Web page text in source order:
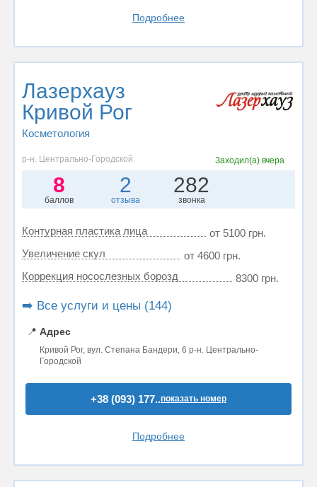
Подробнее
Лазерхауз
Кривой Рог
Косметология
р-н. Центрально-Городской Заходил(а) вчера
8
баллов
2
отзыва
282
звонка
Контурная пластика лица
от 5100 грн.
Увеличение скул
от 4600 грн.
Коррекция носослезных борозд
8300 грн.
➡️ Все услуги и цены (144)
📍 Адрес
Кривой Рог, вул. Степана Бандери, 6 р-н. Центрально-
Городской
+38 (093) 177..показать номер
Подробнее